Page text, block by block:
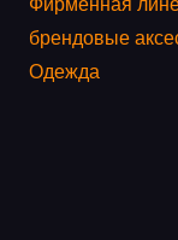
Фирменная
брендовые
Одежда